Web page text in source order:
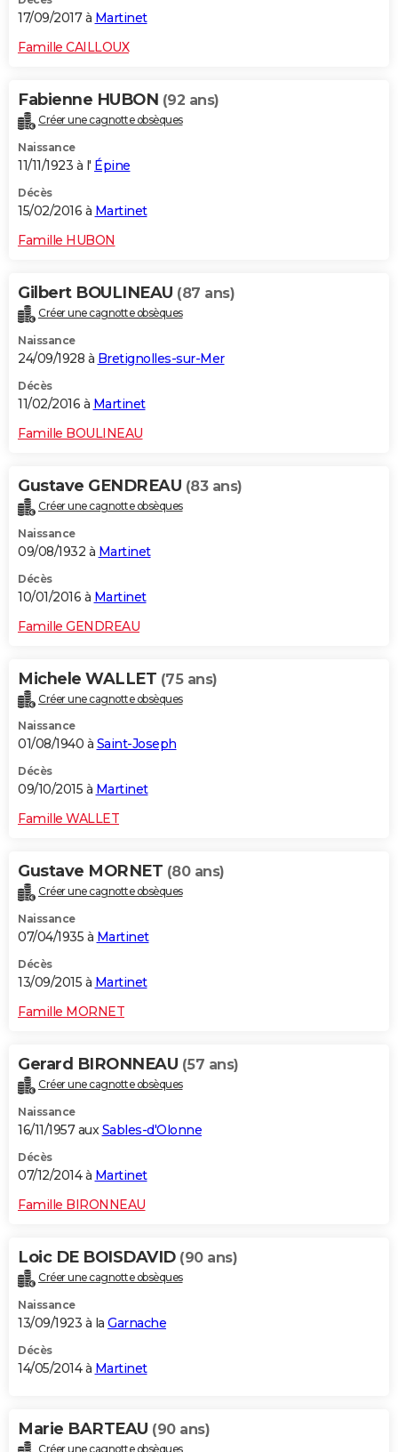
17/09/2017 à Martinet
Famille CAILLOUX
Fabienne HUBON (92 ans)
Créer une cagnotte obsèques
Naissance
11/11/1923 à l' Épine
Décès
15/02/2016 à Martinet
Famille HUBON
Gilbert BOULINEAU (87 ans)
Créer une cagnotte obsèques
Naissance
24/09/1928 à Bretignolles-sur-Mer
Décès
11/02/2016 à Martinet
Famille BOULINEAU
Gustave GENDREAU (83 ans)
Créer une cagnotte obsèques
Naissance
09/08/1932 à Martinet
Décès
10/01/2016 à Martinet
Famille GENDREAU
Michele WALLET (75 ans)
Créer une cagnotte obsèques
Naissance
01/08/1940 à Saint-Joseph
Décès
09/10/2015 à Martinet
Famille WALLET
Gustave MORNET (80 ans)
Créer une cagnotte obsèques
Naissance
07/04/1935 à Martinet
Décès
13/09/2015 à Martinet
Famille MORNET
Gerard BIRONNEAU (57 ans)
Créer une cagnotte obsèques
Naissance
16/11/1957 auxSables-d'Olonne
Décès
07/12/2014 à Martinet
Famille BIRONNEAU
Loic DE BOISDAVID (90 ans)
Créer une cagnotte obsèques
Naissance
13/09/1923 à la Garnache
Décès
14/05/2014 à Martinet
Marie BARTEAU (90 ans)
Créer une cagnotte obsèques